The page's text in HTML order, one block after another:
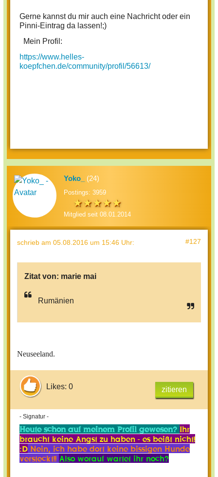
Gerne kannst du mir auch eine Nachricht oder ein
Pinni-Eintrag da lassen!;)
Mein Profil:
https://www.helles-
koepfchen.de/community/profil/56613/
Yoko_ (24)
Postings: 3959
Mitglied seit 08.01.2014
schrieb am 05.08.2016 um 15:46 Uhr: #127
Zitat von: marie mai
Rumänien
Neuseeland.
Likes: 0 zitieren
- Signatur -
Heute schon auf meinem Profil gewesen? Ihr
braucht keine Angst zu haben - es beißt nicht!
:D Nein, ich habe dort keine bissigen Hunde
versteckt!! Also worauf wartet ihr noch?